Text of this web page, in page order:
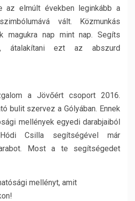
az elmúlt években leginkább a
vált. Közmunkás
magukra nap mint nap. Segíts
átalakítani ezt az abszurd
a Jövőért csoport 2016.
bulit szervez a Gólyában. Ennek
mellények egyedi darabjaiból
Csilla segítségével már
Most a te segítségedet
mellényt, amit